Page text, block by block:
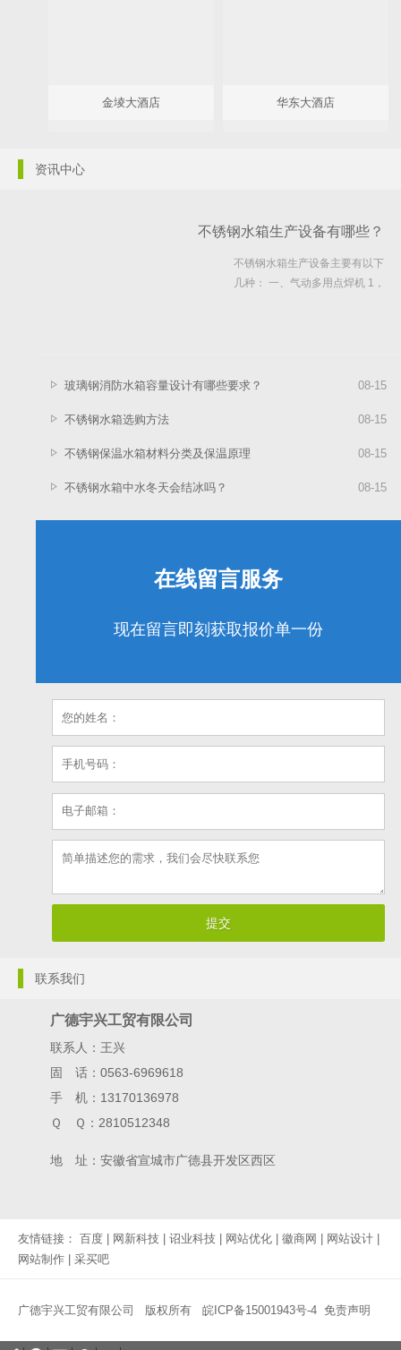
金堎大酒店 华东大酒店
资讯中心
不锈钢水箱生产设备有哪些？
不锈钢水箱生产设备主要有以下
几种： 一、气动多用点焊机 1，
08-15
玻璃钢消防水箱容量设计有哪些要求？
08-15
不锈钢水箱选购方法
08-15
不锈钢保温水箱材料分类及保温原理
08-15
不锈钢水箱中水冬天会结冰吗？
在线留言服务
现在留言即刻获取报价单一份
联系我们
广德宇兴工贸有限公司
联系人：王兴
固 话：0563-6969618
手 机：13170136978
Ｑ Ｑ：2810512348
地 址：安徽省宣城市广德县开发区西区
友情链接： 百度 | 网新科技 | 诏业科技 | 网站优化 | 徽商网 | 网站设计 |
网站制作 | 采买吧
广德宇兴工贸有限公司 版权所有 皖ICP备15001943号-4 免责声明